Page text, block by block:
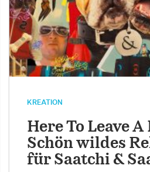
KREATION
Here To Leave
Schön wildes
für Saatchi &